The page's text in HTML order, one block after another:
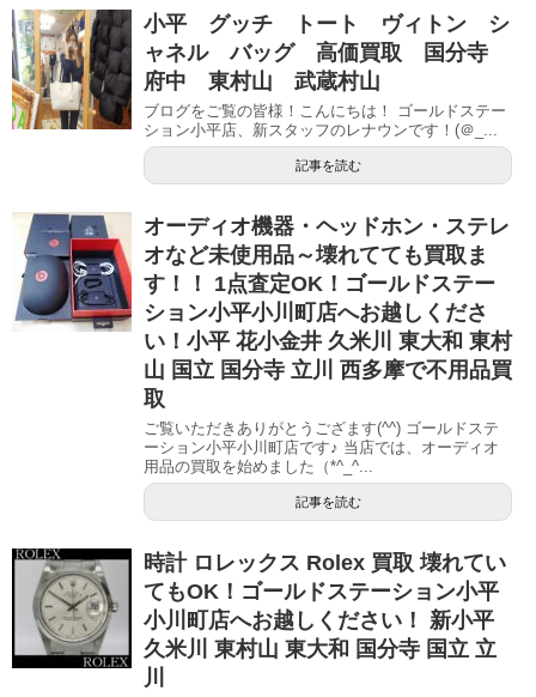
小平 グッチ トート ヴィトン シ
ャネル バッグ 高価買取 国分寺
府中 東村山 武蔵村山
ブログをご覧の皆様！こんにちは！ ゴールドステー
ション小平店、新スタッフのレナウンです！(＠_...
記事を読む
オーディオ機器・ヘッドホン・ステレ
オなど未使用品～壊れてても買取ま
す！！ 1点査定OK！ゴールドステー
ション小平小川町店へお越しくださ
い！小平 花小金井 久米川 東大和 東村
山 国立 国分寺 立川 西多摩で不用品買
取
ご覧いただきありがとうござます(^^) ゴールドステ
ーション小平小川町店です♪ 当店では、オーディオ
用品の買取を始めました（*^_^...
記事を読む
時計 ロレックス Rolex 買取 壊れてい
てもOK！ゴールドステーション小平
小川町店へお越しください！ 新小平
久米川 東村山 東大和 国分寺 国立 立
川